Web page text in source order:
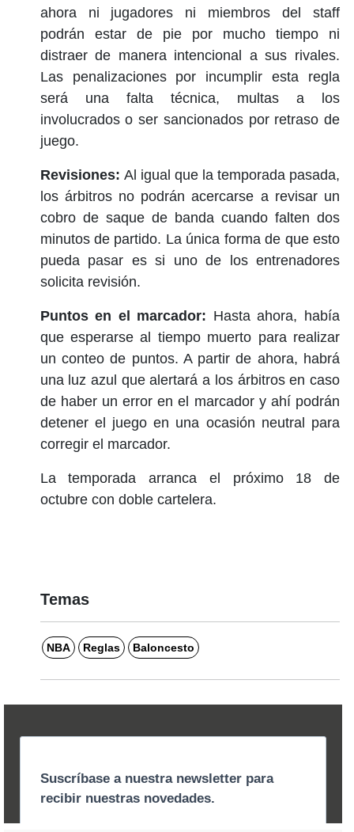
ahora ni jugadores ni miembros del staff
podrán estar de pie por mucho tiempo ni
distraer de manera intencional a sus rivales.
Las penalizaciones por incumplir esta regla
será una falta técnica, multas a los
involucrados o ser sancionados por retraso de
juego.
Revisiones: Al igual que la temporada pasada,
los árbitros no podrán acercarse a revisar un
cobro de saque de banda cuando falten dos
minutos de partido. La única forma de que esto
pueda pasar es si uno de los entrenadores
solicita revisión.
Puntos en el marcador: Hasta ahora, había
que esperarse al tiempo muerto para realizar
un conteo de puntos. A partir de ahora, habrá
una luz azul que alertará a los árbitros en caso
de haber un error en el marcador y ahí podrán
detener el juego en una ocasión neutral para
corregir el marcador.
La temporada arranca el próximo 18 de
octubre con doble cartelera.
Temas
NBA Reglas Baloncesto